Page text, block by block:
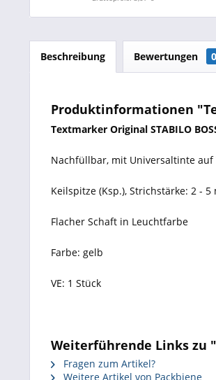
Beschreibung Bewertungen 0
Produktinformationen
Textmarker Original STABILO
Nachfüllbar, mit Universaltinte auf
Keilspitze (Ksp.), Strichstärke: 2 - 5
Flacher Schaft in Leuchtfarbe
Farbe: gelb
VE: 1 Stück
Weiterführende Links zu
Fragen zum Artikel?
Weitere Artikel von Packbiene